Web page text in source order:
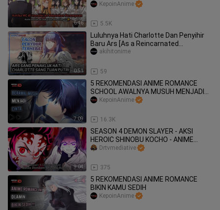
6:46 5.5K
KepoinAnime
0:51
Luluhnya Hati Charlotte Dan Penyihir
Baru Ars [As a Reincarnated
Aristocrat]
59
akihitonime
7:09
5 REKOMENDASI ANIME ROMANCE
SCHOOL AWALNYA MUSUH MENJADI
CINTA [#Part 2]
16.3K
KepoinAnime
9:04
SEASON 4 DEMON SLAYER - AKSI
HEROIC SHINOBU KOCHO - ANIME
SPRING 2024
375
Drtvmediative
5 REKOMENDASI ANIME ROMANCE
BIKIN KAMU SEDIH
KepoinAnime